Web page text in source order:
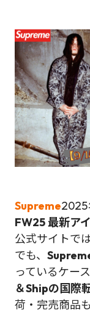
Supreme2025
FW25 最新ア
公式サイトで
でも、
っているケー
＆Shipの国際
荷・完売商品